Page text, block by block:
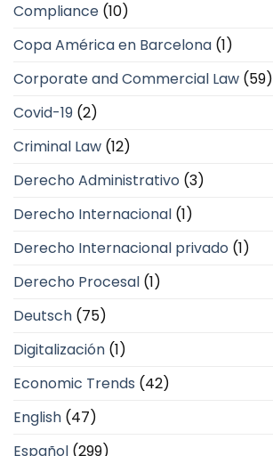
Compliance (10)
Copa América en Barcelona (1)
Corporate and Commercial Law (59)
Covid-19 (2)
Criminal Law (12)
Derecho Administrativo (3)
Derecho Internacional (1)
Derecho Internacional privado (1)
Derecho Procesal (1)
Deutsch (75)
Digitalización (1)
Economic Trends (42)
English (47)
Español (299)